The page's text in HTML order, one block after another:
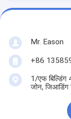
Mr. Eason
+86
1/एफ
जोन, जिआडिंग